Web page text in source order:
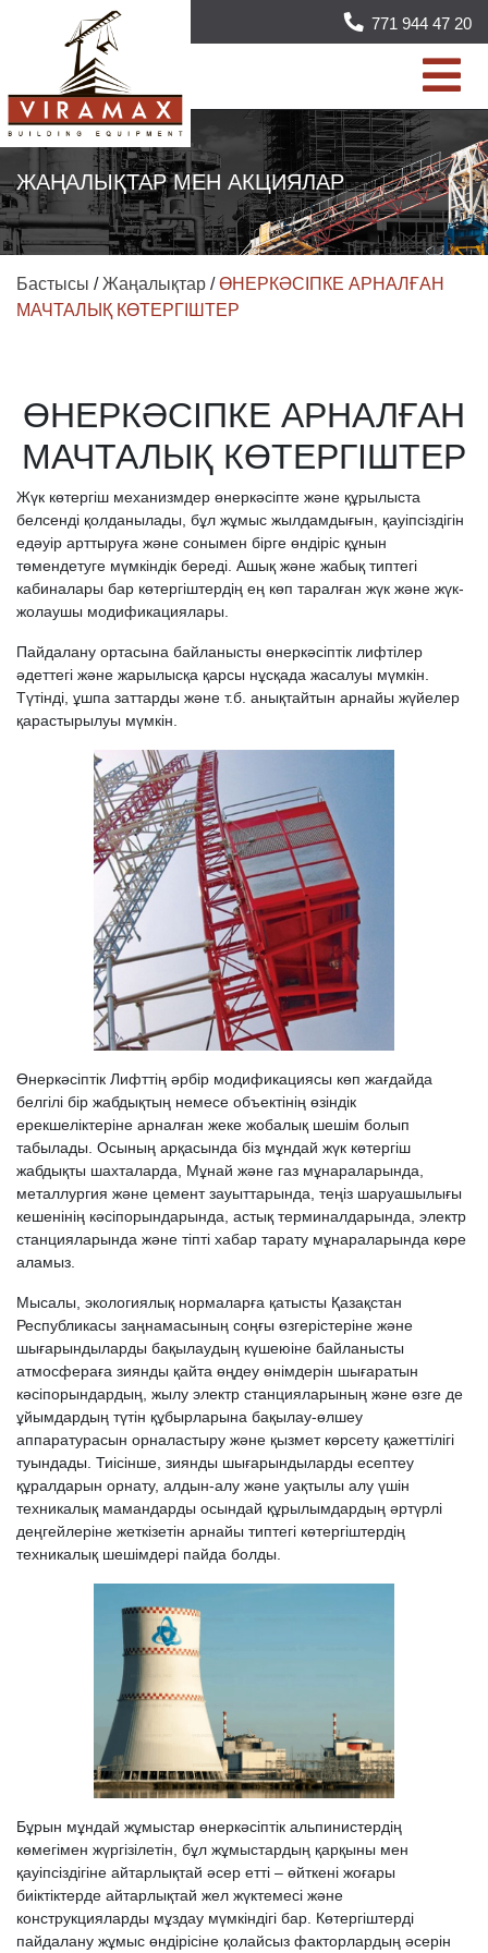
771 944 47 20
ЖАҢАЛЫҚТАР МЕН АКЦИЯЛАР
Бастысы / Жаңалықтар /ӨНЕРКӘСІПКЕ АРНАЛҒАН
МАЧТАЛЫҚ КӨТЕРГІШТЕР
ӨНЕРКӘСІПКЕ АРНАЛҒАН
МАЧТАЛЫҚ КӨТЕРГІШТЕР
Жүк көтергіш механизмдер өнеркәсіпте және құрылыста
белсенді қолданылады, бұл жұмыс жылдамдығын, қауіпсіздігін
едәуір арттыруға және сонымен бірге өндіріс құнын
төмендетуге мүмкіндік береді. Ашық және жабық типтегі
кабиналары бар көтергіштердің ең көп таралған жүк және жүк-
жолаушы модификациялары.
Пайдалану ортасына байланысты өнеркәсіптік лифтілер
әдеттегі және жарылысқа қарсы нұсқада жасалуы мүмкін.
Түтінді, ұшпа заттарды және т.б. анықтайтын арнайы жүйелер
қарастырылуы мүмкін.
Өнеркәсіптік Лифттің әрбір модификациясы көп жағдайда
белгілі бір жабдықтың немесе объектінің өзіндік
ерекшеліктеріне арналған жеке жобалық шешім болып
табылады. Осының арқасында біз мұндай жүк көтергіш
жабдықты шахталарда, Мұнай және газ мұнараларында,
металлургия және цемент зауыттарында, теңіз шаруашылығы
кешенінің кәсіпорындарында, астық терминалдарында, электр
станцияларында және тіпті хабар тарату мұнараларында көре
аламыз.
Мысалы, экологиялық нормаларға қатысты Қазақстан
Республикасы заңнамасының соңғы өзгерістеріне және
шығарындыларды бақылаудың күшеюіне байланысты
атмосфераға зиянды қайта өңдеу өнімдерін шығаратын
кәсіпорындардың, жылу электр станцияларының және өзге де
ұйымдардың түтін құбырларына бақылау-өлшеу
аппаратурасын орналастыру және қызмет көрсету қажеттілігі
туындады. Тиісінше, зиянды шығарындыларды есептеу
құралдарын орнату, алдын-алу және уақтылы алу үшін
техникалық мамандарды осындай құрылымдардың әртүрлі
деңгейлеріне жеткізетін арнайы типтегі көтергіштердің
техникалық шешімдері пайда болды.
Бұрын мұндай жұмыстар өнеркәсіптік альпинистердің
көмегімен жүргізілетін, бұл жұмыстардың қарқыны мен
қауіпсіздігіне айтарлықтай әсер етті – өйткені жоғары
биіктіктерде айтарлықтай жел жүктемесі және
конструкцияларды мұздау мүмкіндігі бар. Көтергіштерді
пайдалану жұмыс өндірісіне қолайсыз факторлардың әсерін